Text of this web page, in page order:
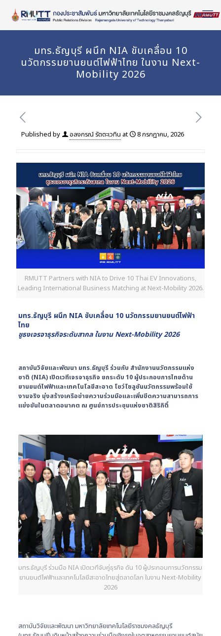
Content
มทร.ธัญบุรี ผนึก NIA ขับเคลื่อน 10
นวัตกรรมยานยนต์ไฟฟ้าไทย ในงาน Next-
Mobility 2026
Published by อลงกรณ์ รัตตะเวทิน at 8 กรกฎาคม, 2026
RMUTT Partners with NIA to Drive 10 Thai EV Innovations,
Leading International Business Matching at Next-Mobility 2026.
มทร.ธัญบุรี ผนึก NIAขับเคลื่อน 10 นวัตกรรมยานยนต์ไฟฟ้า
ไทย
ชูธงเจรจาธุรกิจระดับสากล ในงานNext-Mobility 2026
สถาบันวิจัยและพัฒนา มทร.ธัญบุรี ร่วมกับ สำนักงานนวัตกรรมแห่ง
ชาติ (NIA) เปิดเวทีเจรจาธุรกิจ ยกระดับ 10 ผู้ประกอบการไทยด้าน
ยานยนต์ไฟฟ้าและเทคโนโลยีสะอาด โชว์โซลูชันนวัตกรรมพร้อมใช้
งานจริง มุ่งสร้างเครือข่ายความร่วมมือและเพิ่มขีดความสามารถการ
แข่งขันในตลาดอนาคต ณ ศูนย์การประชุมแห่งชาติสิริกิติ์
มทร.ธัญบุรี ร่วมมือ NIA เปิดเวทีจับคู่ธุรกิจ ดัน 10 ผู้ประกอบการนวัตกรรม
ยานยนต์ไฟฟ้าและเทคโนโลยีสะอาดไทยสู่ตลาดโลก ในงาน Next-Mobility
2026
สถาบันวิจัยและพัฒนา มหาวิทยาลัยเทคโนโลยีราชมงคลธัญบุรี